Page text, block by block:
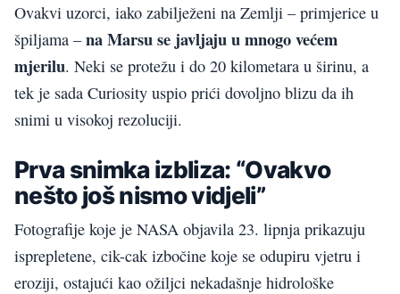
Ovakvi uzorci, iako zabilježeni na Zemlji – primjerice u
špiljama –na Marsu se javljaju u mnogo većem
mjerilu. Neki se protežu i do 20 kilometara u širinu, a
tek je sada Curiosity uspio prići dovoljno blizu da ih
snimi u visokoj rezoluciji.
Prva snimka izbliza: “Ovakvo
nešto još nismo vidjeli”
Fotografije koje je NASA objavila 23. lipnja prikazuju
isprepletene, cik-cak izbočine koje se odupiru vjetru i
eroziji, ostajući kao ožiljci nekadašnje hidrološke